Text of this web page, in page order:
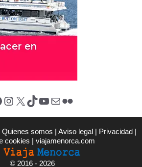
Instagram X (Twitter) TikTok YouTube Correo electrónico Flickr
Quienes somos | Aviso legal | Privacidad |
cookies | viajamenorca.com
© 2016 - 2026